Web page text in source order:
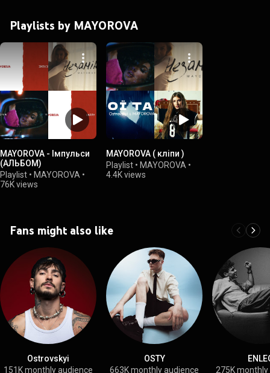
Playlists by MAYOROVA
MAYOROVA - Імпульси
(АЛЬБОМ)
Playlist • MAYOROVA •
76K views
MAYOROVA ( кліпи )
Playlist • MAYOROVA •
4.4K views
Fans might also like
Ostrovskyi
151K monthly audience
OSTY
663K monthly audience
275K